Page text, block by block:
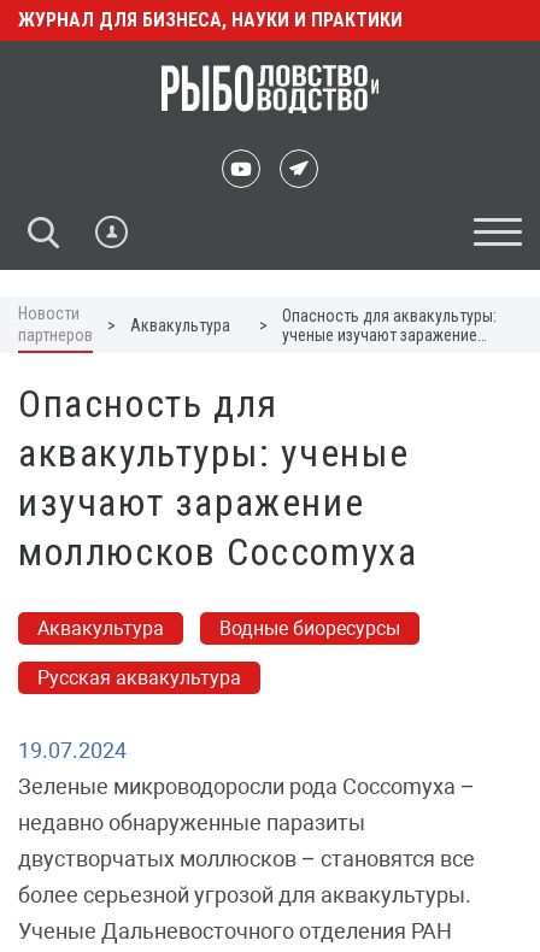
ЖУРНАЛ ДЛЯ БИЗНЕСА, НАУКИ И ПРАКТИКИ
Новости
партнеров
> Аквакультура >
Опасность для аквакультуры:
ученые изучают заражение
Опасность для
аквакультуры: ученые
изучают заражение
моллюсков Coccomyxa
Аквакультура Водные биоресурсы
Русская аквакультура
19.07.2024
Зеленые микроводоросли рода Coccomyxa –
недавно обнаруженные паразиты
двустворчатых моллюсков – становятся все
более серьезной угрозой для аквакультуры.
Ученые Дальневосточного отделения РАН